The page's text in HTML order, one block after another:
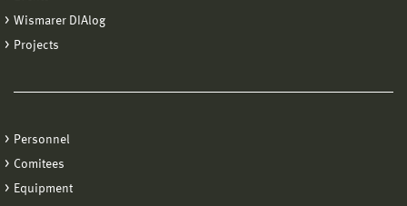
Wismarer DIAlog
Projects
Personnel
Comitees
Equipment